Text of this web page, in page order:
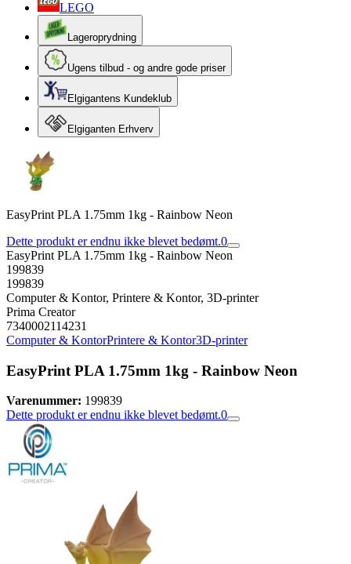
LEGO
Lageroprydning
Ugens tilbud - og andre gode priser
Elgigantens Kundeklub
Elgiganten Erhverv
EasyPrint PLA 1.75mm 1kg - Rainbow Neon
Dette produkt er endnu ikke blevet bedømt.0
EasyPrint PLA 1.75mm 1kg - Rainbow Neon
199839
199839
Computer & Kontor, Printere & Kontor, 3D-printer
Prima Creator
7340002114231
Computer & KontorPrintere & Kontor3D-printer
EasyPrint PLA 1.75mm 1kg - Rainbow Neon
Varenummer: 199839
Dette produkt er endnu ikke blevet bedømt.0